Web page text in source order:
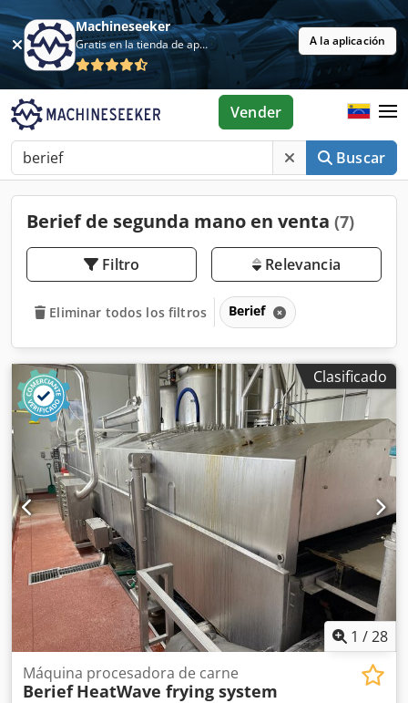
Machineseeker
Gratis en la tienda de aplicaciones A la aplicación
Buscar
Vender
Berief de segunda mano en venta (7)
Filtro Relevancia
Eliminar todos los filtros Berief
Clasificado
1 /28
Máquina procesadora de carne
Berief HeatWave frying system